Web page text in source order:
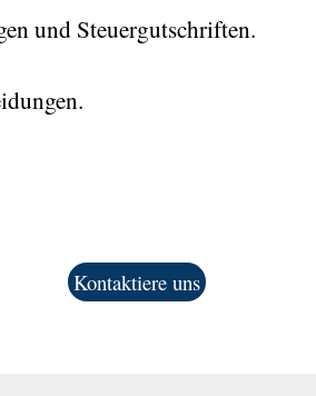
und Steuergutschriften.
Kontaktiere uns